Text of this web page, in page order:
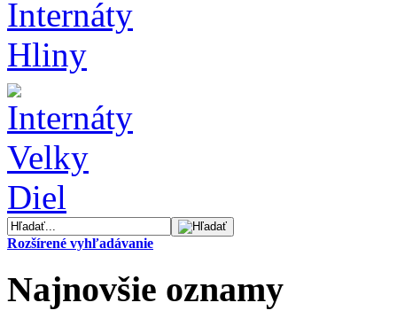
Rozšírené vyhľadávanie
Najnovšie oznamy